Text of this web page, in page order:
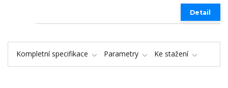
Detail
Kompletní specifikace Parametry Ke stažení